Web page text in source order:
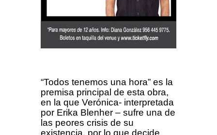
“Todos tenemos una hora” es la
premisa principal de esta obra,
en la que Verónica- interpretada
por Erika Blenher – sufre una de
las peores crisis de su
existencia, por lo que decide